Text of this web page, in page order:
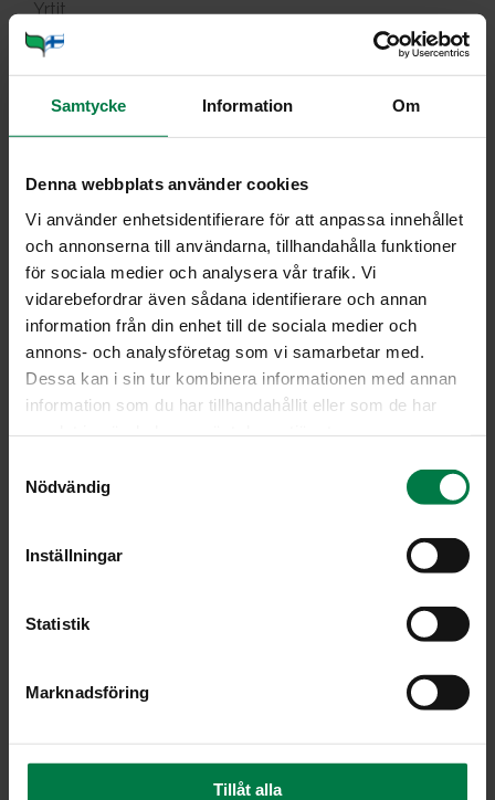
Samtycke Information Om
Denna webbplats använder cookies
Vi använder enhetsidentifierare för att anpassa innehållet
och annonserna till användarna, tillhandahålla funktioner
för sociala medier och analysera vår trafik. Vi
vidarebefordrar även sådana identifierare och annan
information från din enhet till de sociala medier och
annons- och analysföretag som vi samarbetar med.
Dessa kan i sin tur kombinera informationen med annan
information som du har tillhandahållit eller som de har
Nödvändig
Inställningar
Statistik
Marknadsföring
Tillåt alla
Yrtit
Tuotekuvat
Viljely ja tuotanto
Ma­kea pork­ka­na­kas­ti­ke